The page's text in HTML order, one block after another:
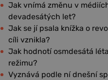
Jak vnímá změnu v
devadesátých let?
Jak se jí psala knížka o
cíli vznikla?
Jak hodnotí osmdesátá
režimu?
Vyznává podle ní dnešní